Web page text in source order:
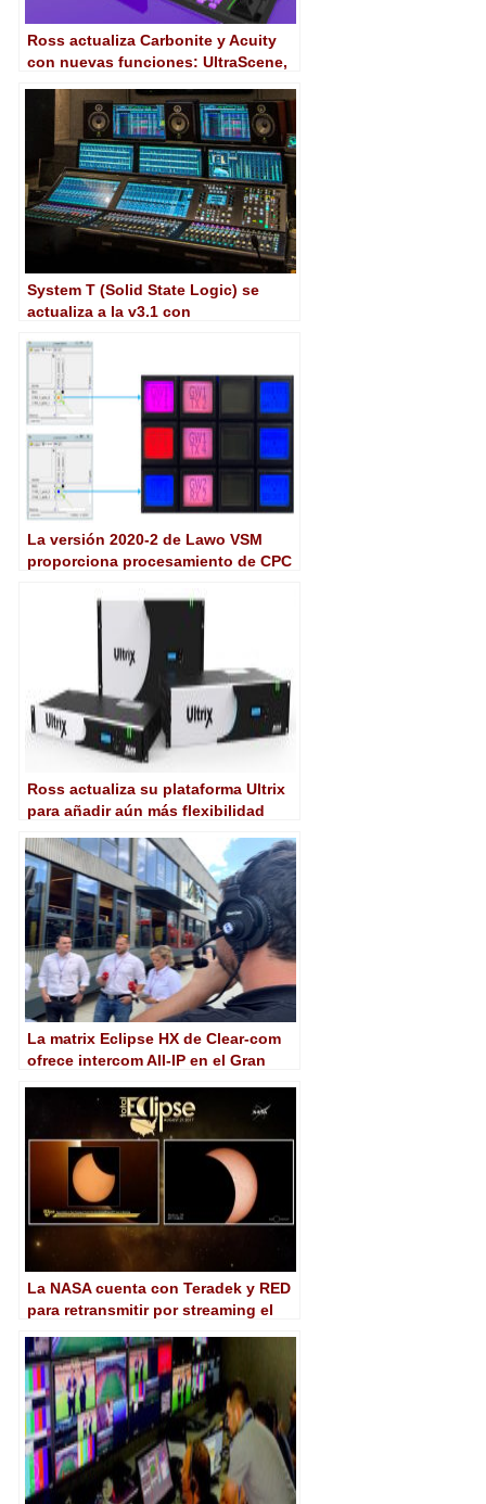
Ross actualiza Carbonite y Acuity
con nuevas funciones: UltraScene,
System T (Solid State Logic) se
actualiza a la v3.1 con
nuevas funciones de AoIP…
La versión 2020-2 de Lawo VSM
proporciona procesamiento de CPC
Ross actualiza su plataforma Ultrix
para añadir aún más flexibilidad
La matrix Eclipse HX de Clear-com
ofrece intercom All-IP en el Gran
La NASA cuenta con Teradek y RED
para retransmitir por streaming el